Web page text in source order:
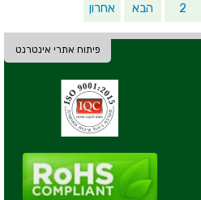
2 הבא אחרון
פיתוח אתרי אינטרנט